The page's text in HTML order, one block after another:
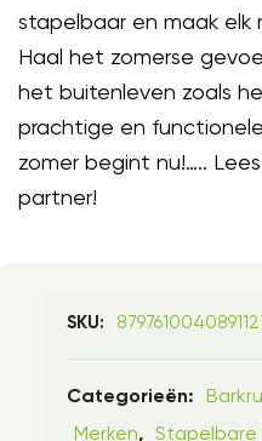
stapelbaar en maak elk
Haal het zomerse
het buitenleven zoals
prachtige en
zomer begint nu!…..
partner!
SKU:
Categorieën:
Merken, Stapelbare